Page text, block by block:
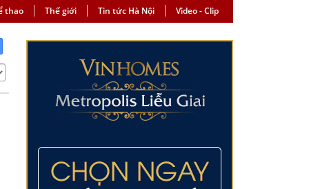
thao Thế giới Tin tức Hà Nội Video - Clip